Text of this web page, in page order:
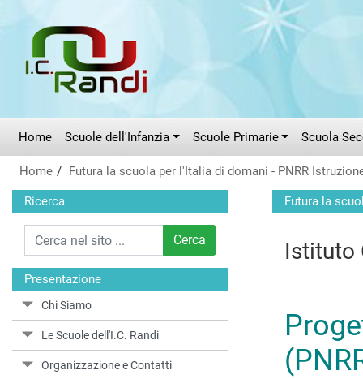
Home Scuole dell'Infanzia Scuole Primarie Scuola
Home Futura la scuola per l'Italia di domani - PNRR
Ricerca
Cerca
Presentazione
Chi Siamo
Le Scuole dell'I.C. Randi
Organizzazione e Contatti
Futura la
Istituto